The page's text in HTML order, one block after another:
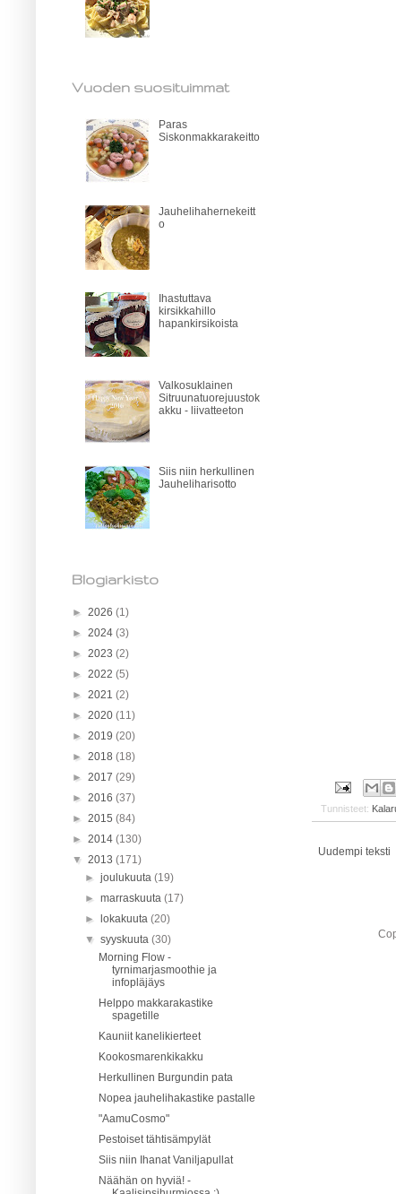
Tunnisteet:
Uudempi teksti
Vuoden suosituimmat
Paras
Siskonmakkarakeitto
Jauhelihahernekeitt
o
Ihastuttava
kirsikkahillo
hapankirsikoista
Valkosuklainen
Sitruunatuorejuustok
akku - liivatteeton
Siis niin herkullinen
Jauheliharisotto
Blogiarkisto
► 2026 (1)
► 2024 (3)
► 2023 (2)
► 2022 (5)
► 2021 (2)
► 2020 (11)
► 2019 (20)
► 2018 (18)
► 2017 (29)
► 2016 (37)
► 2015 (84)
► 2014 (130)
▼ 2013 (171)
►joulukuuta(19)
►marraskuuta(17)
►lokakuuta(20)
▼syyskuuta(30)
Morning Flow -
tyrnimarjasmoothie ja
infopläjäys
Helppo makkarakastike
spagetille
Kauniit kanelikierteet
Kookosmarenkikakku
Herkullinen Burgundin pata
Nopea jauhelihakastike pastalle
"AamuCosmo"
Pestoiset tähtisämpylät
Siis niin Ihanat Vaniljapullat
Näähän on hyviä! -